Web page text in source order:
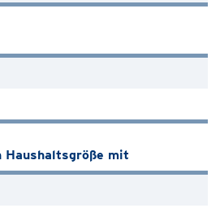
Haushaltsgröße mit